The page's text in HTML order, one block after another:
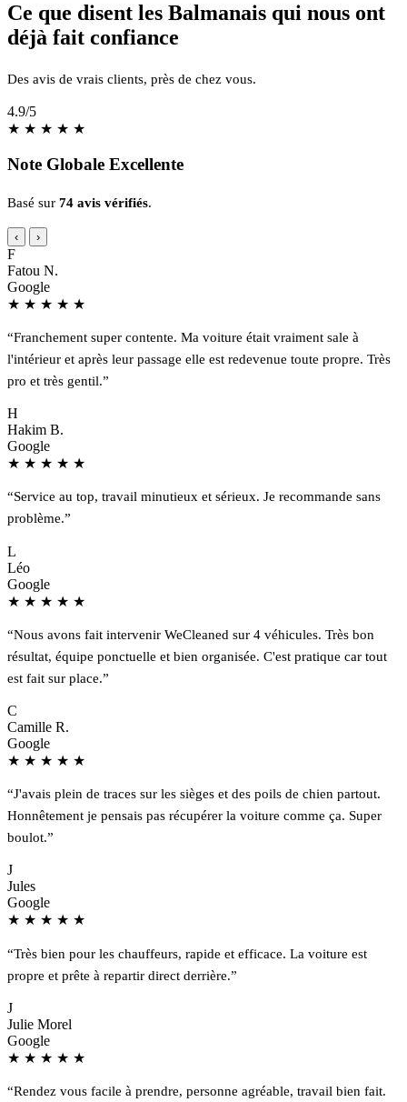
Ce que disent les Balmanais qui nous ont
déjà fait confiance
Des avis de vrais clients, près de chez vous.
4.9/5
★ ★ ★ ★ ★
Note Globale Excellente
Basé sur 74 avis vérifiés.
‹ ›
F
Fatou N.
Google
★ ★ ★ ★ ★
“Franchement super contente. Ma voiture était vraiment sale à
l'intérieur et après leur passage elle est redevenue toute propre. Très
pro et très gentil.”
H
Hakim B.
Google
★ ★ ★ ★ ★
“Service au top, travail minutieux et sérieux. Je recommande sans
problème.”
L
Léo
Google
★ ★ ★ ★ ★
“Nous avons fait intervenir WeCleaned sur 4 véhicules. Très bon
résultat, équipe ponctuelle et bien organisée. C'est pratique car tout
est fait sur place.”
C
Camille R.
Google
★ ★ ★ ★ ★
“J'avais plein de traces sur les sièges et des poils de chien partout.
Honnêtement je pensais pas récupérer la voiture comme ça. Super
boulot.”
J
Jules
Google
★ ★ ★ ★ ★
“Très bien pour les chauffeurs, rapide et efficace. La voiture est
propre et prête à repartir direct derrière.”
J
Julie Morel
Google
★ ★ ★ ★ ★
“Rendez vous facile à prendre, personne agréable, travail bien fait.